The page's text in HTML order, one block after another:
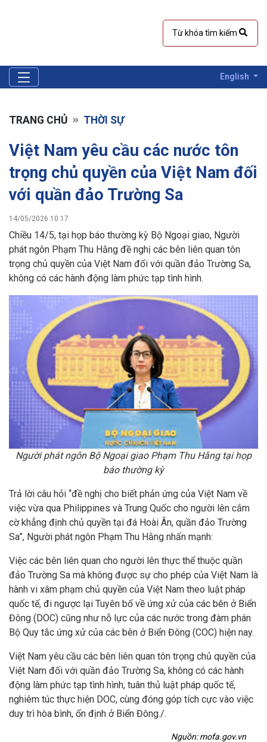
English
TRANG CHỦ THỜI SỰ
Việt Nam yêu cầu các nước tôn
trọng chủ quyền của Việt Nam đối
với quần đảo Trường Sa
14/05/2026 10:17
Chiều 14/5, tại họp báo thường kỳ Bộ Ngoại giao, Người
phát ngôn Phạm Thu Hằng đề nghị các bên liên quan tôn
trọng chủ quyền của Việt Nam đối với quần đảo Trường Sa,
không có các hành động làm phức tạp tình hình.
Người phát ngôn Bộ Ngoại giao Phạm Thu Hằng tại họp
báo thường kỳ
Trả lời câu hỏi “đề nghị cho biết phản ứng của Việt Nam về
việc vừa qua Philippines và Trung Quốc cho người lên cắm
cờ khẳng định chủ quyền tại đá Hoài Ân, quần đảo Trường
Sa”, Người phát ngôn Phạm Thu Hằng nhấn mạnh:
Việc các bên liên quan cho người lên thực thể thuộc quần
đảo Trường Sa mà không được sự cho phép của Việt Nam là
hành vi xâm phạm chủ quyền của Việt Nam theo luật pháp
quốc tế, đi ngược lại Tuyên bố về ứng xử của các bên ở Biển
Đông (DOC) cũng như nỗ lực của các nước trong đàm phán
Bộ Quy tắc ứng xử của các bên ở Biển Đông (COC) hiện nay.
Việt Nam yêu cầu các bên liên quan tôn trọng chủ quyền của
Việt Nam đối với quần đảo Trường Sa, không có các hành
động làm phức tạp tình hình, tuân thủ luật pháp quốc tế,
nghiêm túc thực hiện DOC, cùng đóng góp tích cực vào việc
duy trì hòa bình, ổn định ở Biển Đông./.
Nguồn: mofa.gov.vn